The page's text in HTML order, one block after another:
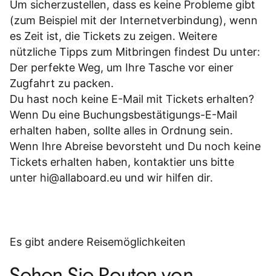
Um sicherzustellen, dass es keine Probleme gibt
(zum Beispiel mit der Internetverbindung), wenn
es Zeit ist, die Tickets zu zeigen. Weitere
nützliche Tipps zum Mitbringen findest Du unter:
Der perfekte Weg, um Ihre Tasche vor einer
Zugfahrt zu packen.
Du hast noch keine E-Mail mit Tickets erhalten?
Wenn Du eine Buchungsbestätigungs-E-Mail
erhalten haben, sollte alles in Ordnung sein.
Wenn Ihre Abreise bevorsteht und Du noch keine
Tickets erhalten haben, kontaktier uns bitte
unter hi@allaboard.eu und wir hilfen dir.
Es gibt andere Reisemöglichkeiten